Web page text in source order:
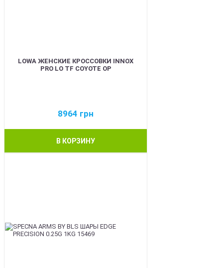
LOWA ЖЕНСКИЕ КРОССОВКИ INNOX
PRO LO TF COYOTE OP
8964 грн
В КОРЗИНУ